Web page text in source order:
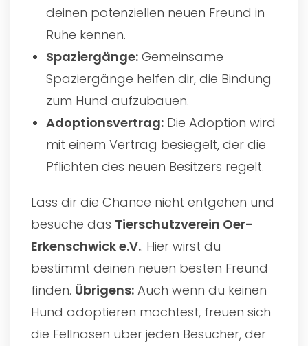
deinen potenziellen neuen Freund in
Ruhe kennen.
Spaziergänge: Gemeinsame
Spaziergänge helfen dir, die Bindung
zum Hund aufzubauen.
Adoptionsvertrag: Die Adoption wird
mit einem Vertrag besiegelt, der die
Pflichten des neuen Besitzers regelt.
Lass dir die Chance nicht entgehen und
besuche das Tierschutzverein Oer-
Erkenschwick e.V.. Hier wirst du
bestimmt deinen neuen besten Freund
finden. Übrigens: Auch wenn du keinen
Hund adoptieren möchtest, freuen sich
die Fellnasen über jeden Besucher, der